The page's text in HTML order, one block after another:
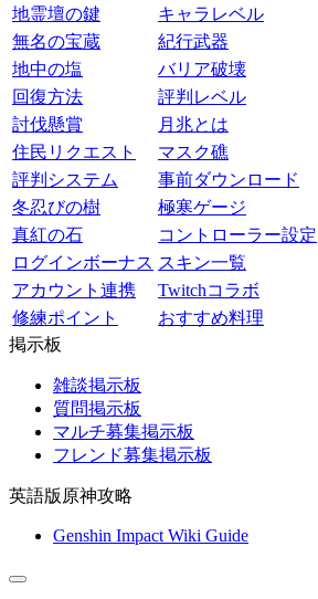
地霊壇の鍵
キャラレベル
無名の宝蔵
紀行武器
地中の塩
バリア破壊
回復方法
評判レベル
討伐懸賞
月兆とは
住民リクエスト
マスク礁
評判システム
事前ダウンロード
冬忍びの樹
極寒ゲージ
真紅の石
コントローラー設定
ログインボーナス スキン一覧
アカウント連携
Twitchコラボ
修練ポイント
おすすめ料理
掲示板
雑談掲示板
質問掲示板
マルチ募集掲示板
フレンド募集掲示板
英語版原神攻略
Genshin Impact Wiki Guide